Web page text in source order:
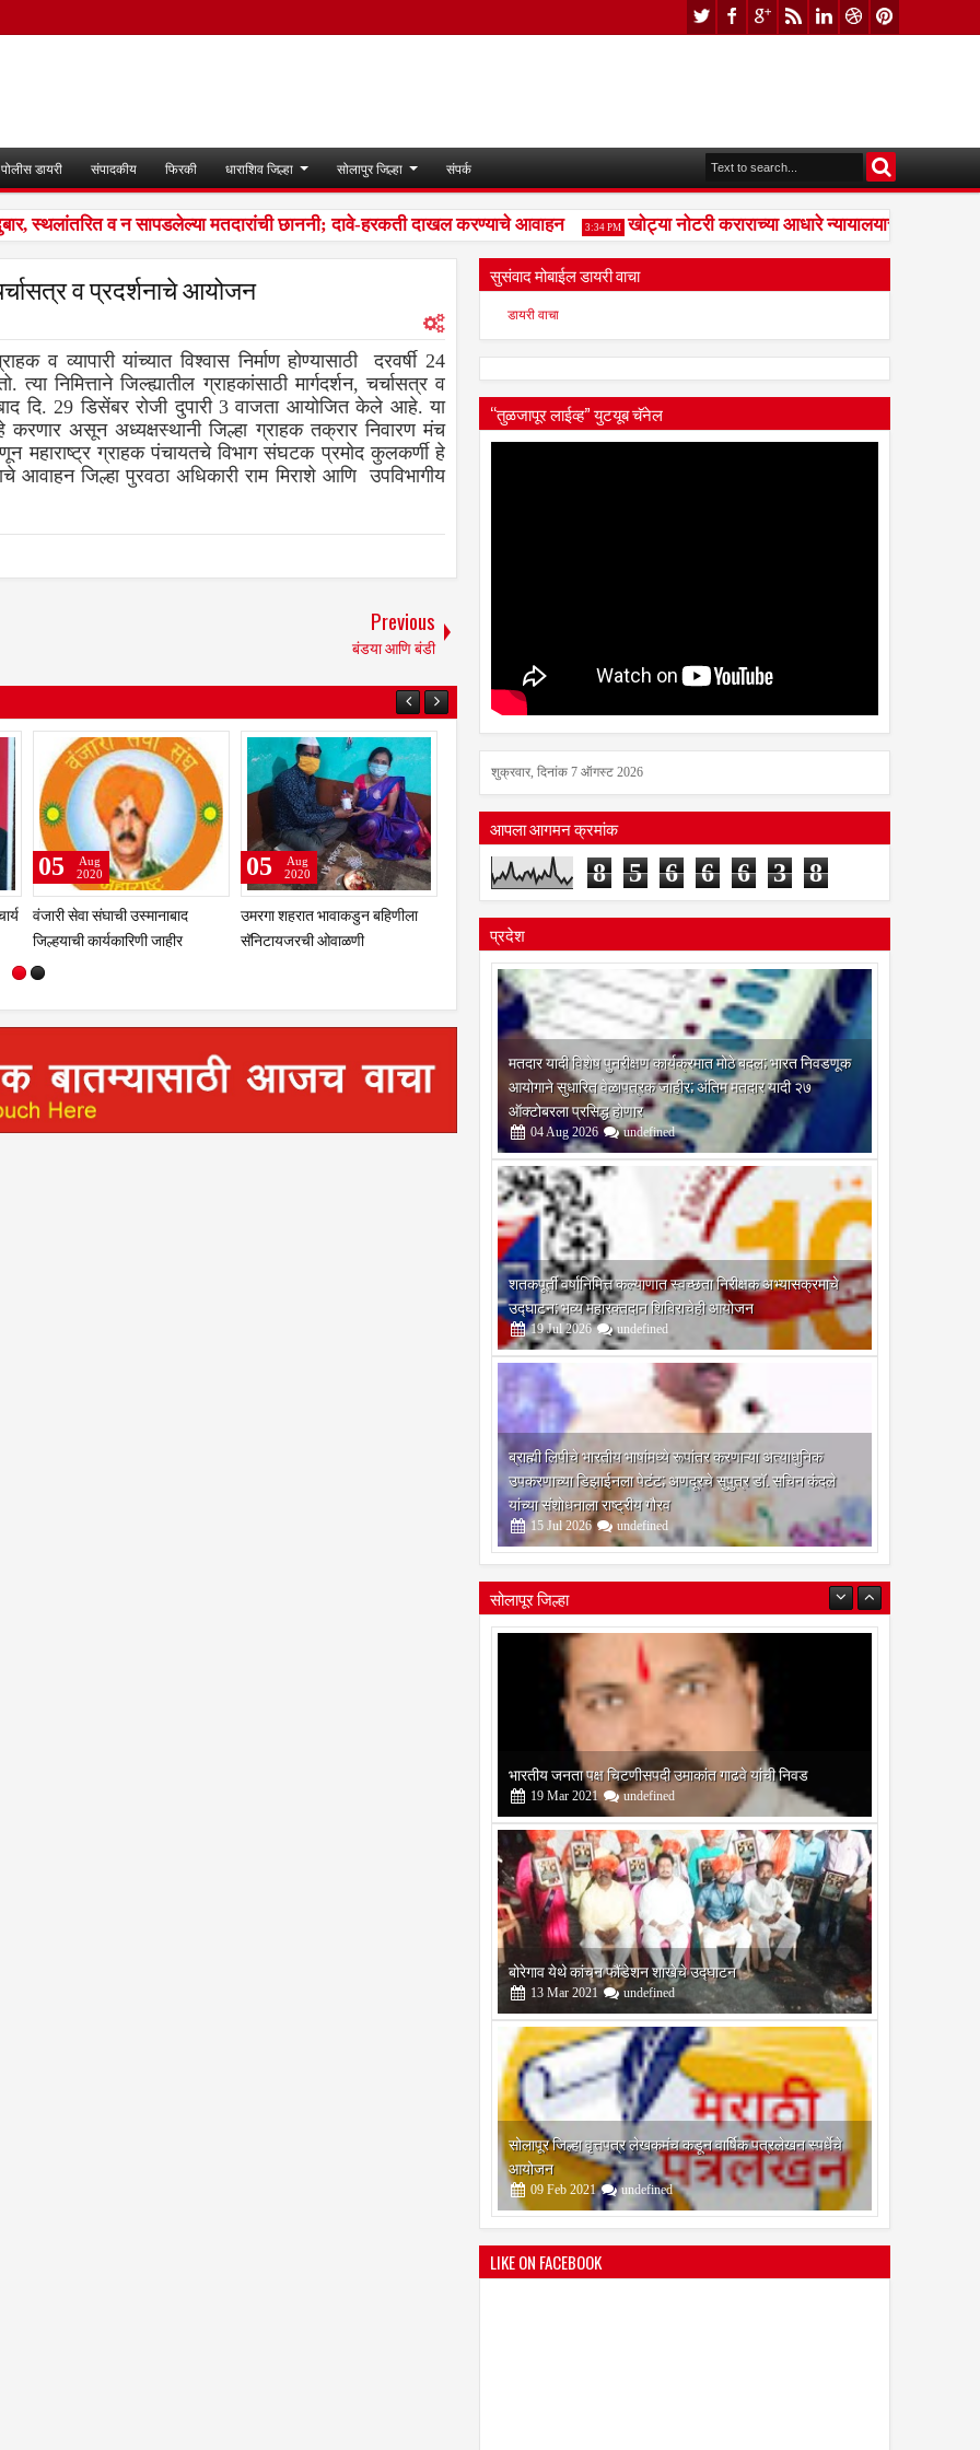
पोलीस डायरी संपादकीय फिरकी धाराशिव जिल्हा सोलापुर जिल्हा संपर्क
व न सापडलेल्या मतदारांची छाननी; दावे-हरकती दाखल करण्याचे आवाहन 3:34 PM खोट्या नोटरी कराराच्या आधारे न्यायालयाची दिशाभूल
व प्रदर्शनाचे आयोजन
व व्यापारी यांच्यात विश्वास निर्माण होण्यासाठी दरवर्षी 24
निमित्ताने जिल्ह्यातील ग्राहकांसाठी मार्गदर्शन, चर्चासत्र व
दि. 29 डिसेंबर रोजी दुपारी 3 वाजता आयोजित केले आहे. या
करणार असून अध्यक्षस्थानी जिल्हा ग्राहक तक्रार निवारण मंच
महाराष्ट्र ग्राहक पंचायतचे विभाग संघटक प्रमोद कुलकर्णी हे
आवाहन जिल्हा पुरवठा अधिकारी राम मिराशे आणि उपविभागीय
Previous
बंडया आणि बंडी
नगर पालिका क्षेत्रात दि. 25
जुलै ते 1 ऑगस्टच्या मध्यरात्रीपर्यंत
संचारबंदी
Jul
2020
अचलेर सुशिलाबाई शिवाजी माने यांचे
14
Sep
2020
प्रा.डॉ. चंद्रकांत जावळे यांची प्राचार्य
06
सुसंवाद मोबाईल डायरी वाचा
डायरी वाचा
“तुळजापूर लाईव्ह” युटयूब चॅनेल
शुक्रवार, दिनांक 7 ऑगस्ट 2026
आपला आगमन क्रमांक
8 5 6 6 6 3 8
प्रदेश
मतदार यादी विशेष पुनरीक्षण कार्यक्रमात मोठे बदल; भारत निवडणूक
आयोगाने सुधारित वेळापत्रक जाहीर; अंतिम मतदार यादी २७
ऑक्टोबरला प्रसिद्ध होणार
04 Aug 2026 undefined
शतकपूर्ती वर्षानिमित्त कल्याणात स्वच्छता निरीक्षक अभ्यासक्रमाचे
उद्घाटन; भव्य महारक्तदान शिबिराचेही आयोजन
19 Jul 2026 undefined
ब्राह्मी लिपीचे भारतीय भाषांमध्ये रूपांतर करणाऱ्या अत्याधुनिक
उपकरणाच्या डिझाईनला पेटंट; अणदूरचे सुपुत्र डॉ. सचिन कंदले
यांच्या संशोधनाला राष्ट्रीय गौरव
15 Jul 2026 undefined
सोलापूर जिल्हा
बोरेगाव येथे कांचन फौंडेशन शाखेचे उद्घाटन
13 Mar 2021 undefined
सोलापूर जिल्हा वृत्तपत्र लेखकमंच कडून वार्षिक पत्रलेखन स्पर्धेचे
आयोजन
09 Feb 2021 undefined
श्री मल्लिकार्जुन प्रशालेकडून उमाकांत गाढवे यांचा सत्कार
25 Mar 2021 undefined
LIKE ON FACEBOOK